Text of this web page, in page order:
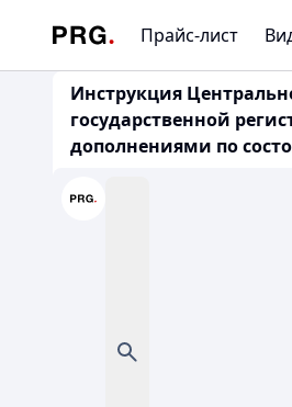
Прайс-лист
Инструкция
государственной
дополнениями по